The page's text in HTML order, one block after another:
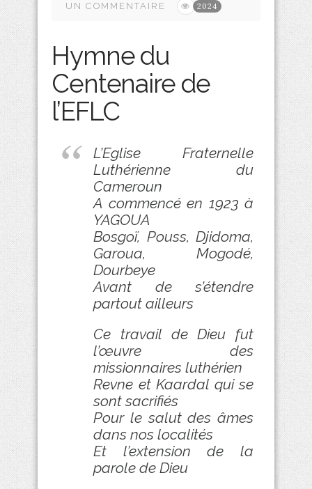
UN COMMENTAIRE
2024
Hymne du
Centenaire de
l’EFLC
L’Eglise Fraternelle
Luthérienne du
Cameroun
A commencé en 1923 à
YAGOUA
Bosgoï, Pouss, Djidoma,
Garoua, Mogodé,
Dourbeye
Avant de s’étendre
partout ailleurs
Ce travail de Dieu fut
l’œuvre des
missionnaires luthérien
Revne et Kaardal qui se
sont sacrifiés
Pour le salut des âmes
dans nos localités
Et l’extension de la
parole de Dieu